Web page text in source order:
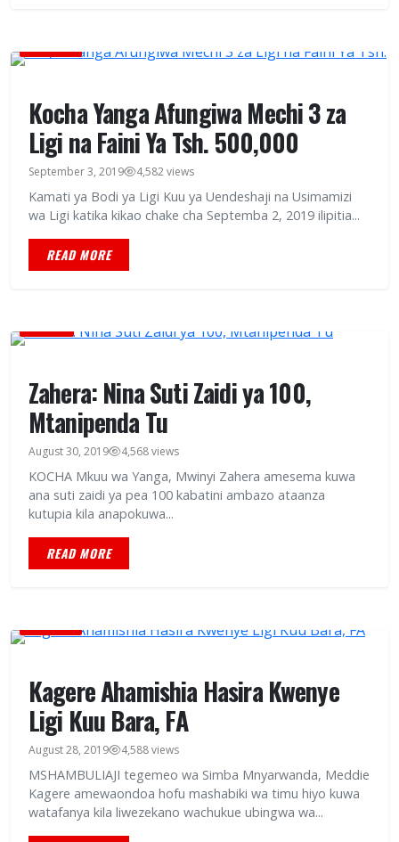
Kocha Yanga Afungiwa Mechi 3 za
Ligi na Faini Ya Tsh. 500,000
September 3, 2019 4,582 views
Kamati ya Bodi ya Ligi Kuu ya Uendeshaji na Usimamizi
wa Ligi katika kikao chake cha Septemba 2, 2019 ilipitia...
READ MORE
Zahera: Nina Suti Zaidi ya 100,
Mtanipenda Tu
August 30, 2019 4,568 views
KOCHA Mkuu wa Yanga, Mwinyi Zahera amesema kuwa
ana suti zaidi ya pea 100 kabatini ambazo ataanza
kutupia kila anapokuwa...
READ MORE
Kagere Ahamishia Hasira Kwenye
Ligi Kuu Bara, FA
August 28, 2019 4,588 views
MSHAMBULIAJI tegemeo wa Simba Mnyarwanda, Meddie
Kagere amewaondoa hofu mashabiki wa timu hiyo kuwa
watafanya kila liwezekano wachukue ubingwa wa...